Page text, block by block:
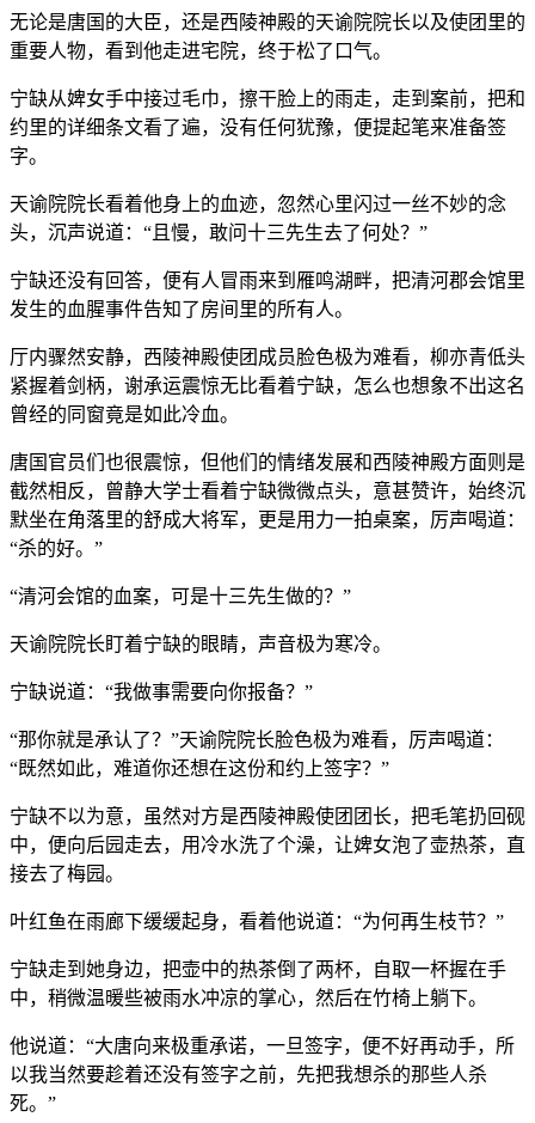
无论是唐国的大臣，还是西陵神殿的天谕院院长以及使团里的
重要人物，看到他走进宅院，终于松了口气。
宁缺从婢女手中接过毛巾，擦干脸上的雨走，走到案前，把和
约里的详细条文看了遍，没有任何犹豫，便提起笔来准备签
字。
天谕院院长看着他身上的血迹，忽然心里闪过一丝不妙的念
头，沉声说道：“且慢，敢问十三先生去了何处？”
宁缺还没有回答，便有人冒雨来到雁鸣湖畔，把清河郡会馆里
发生的血腥事件告知了房间里的所有人。
厅内骤然安静，西陵神殿使团成员脸色极为难看，柳亦青低头
紧握着剑柄，谢承运震惊无比看着宁缺，怎么也想象不出这名
曾经的同窗竟是如此冷血。
唐国官员们也很震惊，但他们的情绪发展和西陵神殿方面则是
截然相反，曾静大学士看着宁缺微微点头，意甚赞许，始终沉
默坐在角落里的舒成大将军，更是用力一拍桌案，厉声喝道：
“杀的好。”
“清河会馆的血案，可是十三先生做的？”
天谕院院长盯着宁缺的眼睛，声音极为寒冷。
宁缺说道：“我做事需要向你报备？”
“那你就是承认了？”天谕院院长脸色极为难看，厉声喝道：
“既然如此，难道你还想在这份和约上签字？”
宁缺不以为意，虽然对方是西陵神殿使团团长，把毛笔扔回砚
中，便向后园走去，用冷水洗了个澡，让婢女泡了壶热茶，直
接去了梅园。
叶红鱼在雨廊下缓缓起身，看着他说道：“为何再生枝节？”
宁缺走到她身边，把壶中的热茶倒了两杯，自取一杯握在手
中，稍微温暖些被雨水冲凉的掌心，然后在竹椅上躺下。
他说道：“大唐向来极重承诺，一旦签字，便不好再动手，所
以我当然要趁着还没有签字之前，先把我想杀的那些人杀
死。”